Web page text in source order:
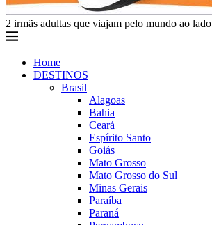
2 irmãs adultas que viajam pelo mundo ao
Home
DESTINOS
Brasil
Alagoas
Bahia
Ceará
Espírito Santo
Goiás
Mato Grosso
Mato Grosso do Sul
Minas Gerais
Paraíba
Paraná